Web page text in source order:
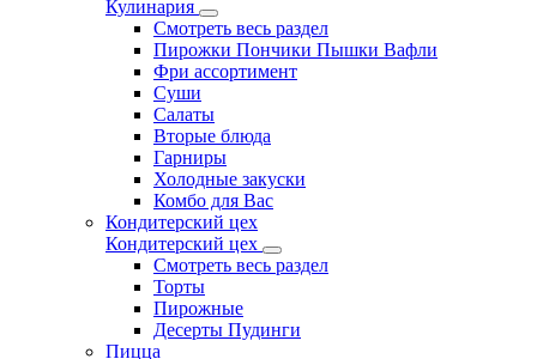
Кулинария
Смотреть весь раздел
Пирожки Пончики Пышки Вафли
Фри ассортимент
Суши
Салаты
Вторые блюда
Гарниры
Холодные закуски
Комбо для Вас
Кондитерский цех
Кондитерский цех
Смотреть весь раздел
Торты
Пирожные
Десерты Пудинги
Пицца